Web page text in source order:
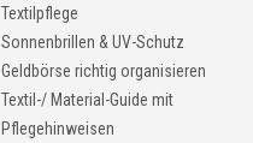
Textilpflege
Sonnenbrillen & UV-Schutz
Geldbörse richtig organisieren
Textil-/ Material-Guide mit
Pflegehinweisen